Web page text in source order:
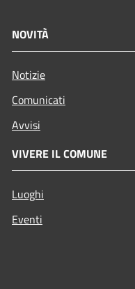
NOVITÀ
Notizie
Comunicati
Avvisi
VIVERE IL COMUNE
Luoghi
Eventi